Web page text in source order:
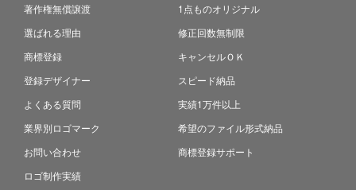
著作権無償譲渡
選ばれる理由
商標登録
登録デザイナー
よくある質問
業界別ロゴマーク
お問い合わせ
ロゴ制作実績
1点ものオリジナル
修正回数無制限
キャンセルＯＫ
スピード納品
実績1万件以上
希望のファイル形式納品
商標登録サポート